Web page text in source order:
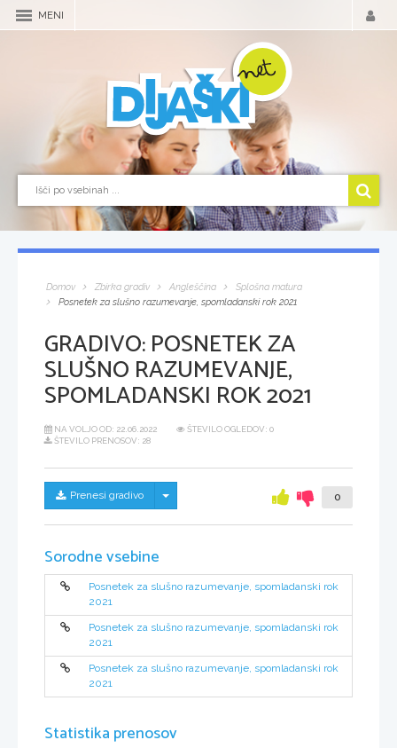
MENI
Domov Zbirka gradiv Angleščina
Splošna matura
Posnetek za slušno razumevanje, spomladanski rok 2021
GRADIVO:POSNETEK ZA
SLUŠNO RAZUMEVANJE,
SPOMLADANSKI ROK 2021
NA VOLJO OD: 22.06.2022
ŠTEVILO OGLEDOV: 0
ŠTEVILO PRENOSOV: 28
Prenesi gradivo Skrij/prikaži meni 0
Sorodne vsebine
Posnetek za slušno razumevanje, spomladanski rok
2021
Posnetek za slušno razumevanje, spomladanski rok
2021
Posnetek za slušno razumevanje, spomladanski rok
2021
Statistika prenosov